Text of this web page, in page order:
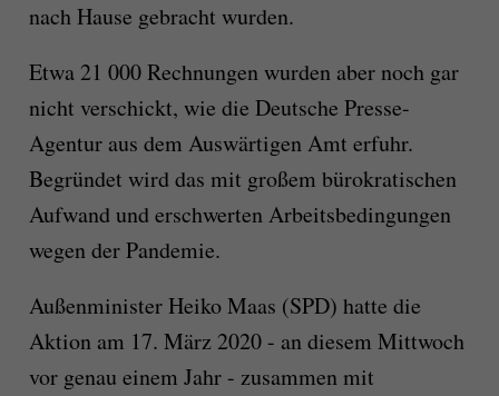
nach Hause gebracht wurden.
Etwa 21 000 Rechnungen wurden aber noch gar
nicht verschickt, wie die Deutsche Presse-
Agentur aus dem Auswärtigen Amt erfuhr.
Begründet wird das mit großem bürokratischen
Aufwand und erschwerten Arbeitsbedingungen
wegen der Pandemie.
Außenminister Heiko Maas (SPD) hatte die
Aktion am 17. März 2020 - an diesem Mittwoch
vor genau einem Jahr - zusammen mit